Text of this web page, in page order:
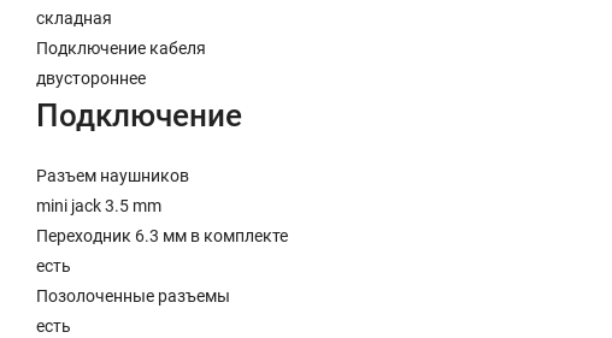
складная
Подключение кабеля
двустороннее
Подключение
Разъем наушников
mini jack 3.5 mm
Переходник 6.3 мм в комплекте
есть
Позолоченные разъемы
есть